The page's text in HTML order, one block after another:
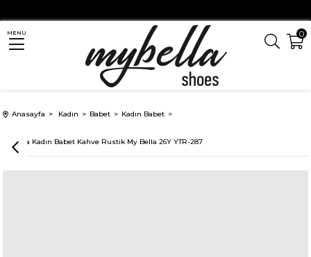
MENU 0
Anasayfa Kadın Babet Kadın Babet
nn Toka Kadın Babet Kahve Rustik My Bella 26Y YTR-287